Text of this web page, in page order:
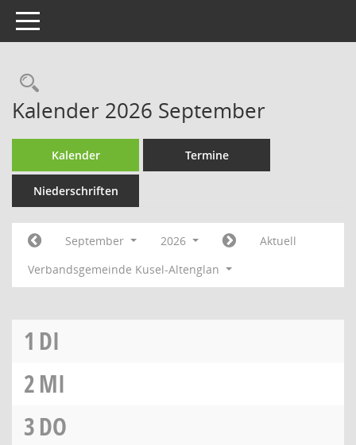
Toggle navigation
Rechercheauswahl
Kalender 2026 September
Kalender Termine
Niederschriften
September 2026
Aktuell
Verbandsgemeinde Kusel-Altenglan
1 DI
2MI
3DO